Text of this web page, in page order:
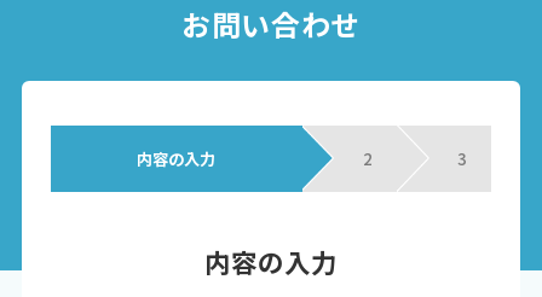
お問い合わせ
内容の入力 2 3
内容の入力